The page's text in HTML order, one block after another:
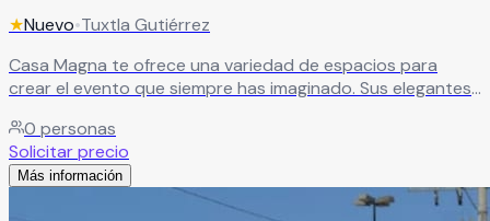
★Nuevo•Tuxtla Gutiérrez
Casa Magna te ofrece una variedad de espacios para
crear el evento que siempre has imaginado. Sus elegantes
hermosas vistas al jardín y un ambiente lleno de luz y estilo.
Además, cuenta con áreas verdes cuidadosamente
diseñadas, románticas terrazas para disfrutar cada
momento y una atractiva sala lounge con mobiliario de
0 personas
Solicitar precio
Más información